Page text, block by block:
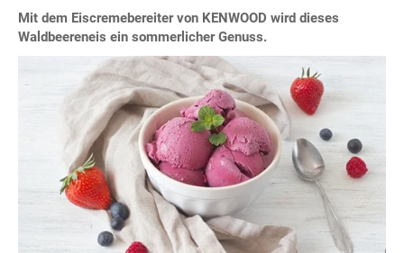
Mit dem Eiscremebereiter von KENWOOD wird dieses
Waldbeereneis ein sommerlicher Genuss.